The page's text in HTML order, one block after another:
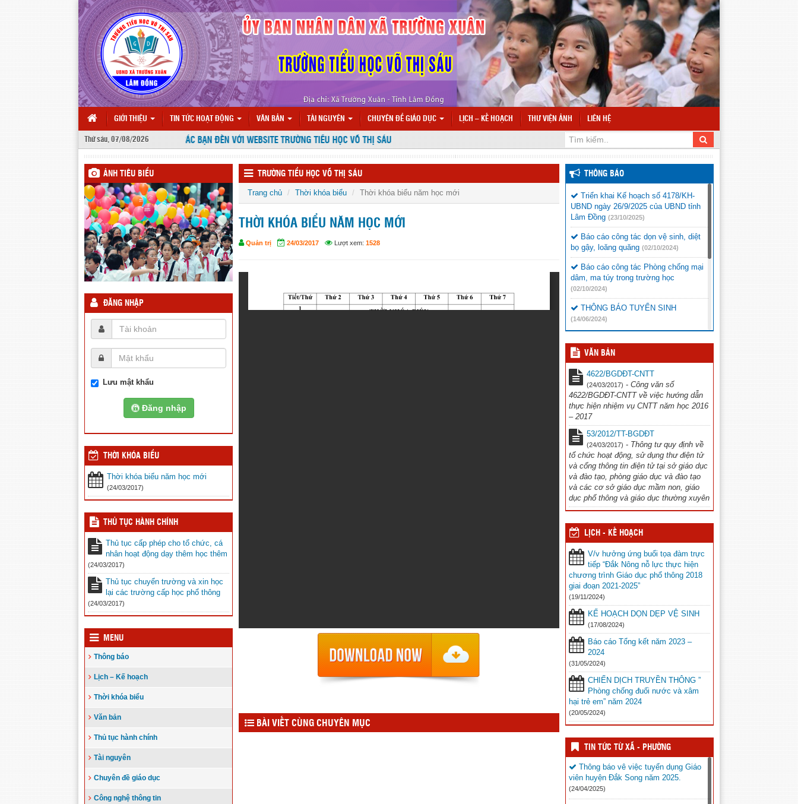
GIỚI THIỆU TIN TỨC HOẠT ĐỘNG VĂN BẢN TÀI NGUYÊN CHUYÊN ĐỀ GIÁO DỤC LỊCH – KẾ HOẠCH THƯ VIỆN ẢNH LIÊN HỆ
Thứ sáu, 07/08/2026CHÀO MỪNG CÁC BẠN ĐẾN VỚI WEBSITE TRƯỜNG TIỂU HỌC VÕ THỊ SÁU
ẢNH TIÊU BIỂU
ĐĂNG NHẬP
Lưu mật khẩu
Đăng nhập
THỜI KHÓA BIỂU
Thời khóa biểu năm học mới
(24/03/2017)
THỦ TỤC HÀNH CHÍNH
Thủ tục cấp phép cho tổ chức, cá
nhân hoạt động dạy thêm học thêm
(24/03/2017)
Thủ tục chuyển trường và xin học
lại các trường cấp học phổ thông
(24/03/2017)
MENU
Thông báo
Lịch – Kế hoạch
Thời khóa biểu
Văn bản
Thủ tục hành chính
Tài nguyên
Chuyên đề giáo dục
Công nghệ thông tin
TRƯỜNG TIỂU HỌC VÕ THỊ SÁU
Trang chủ Thời khóa biểu Thời khóa biểu năm học mới
THỜI KHÓA BIỂU NĂM HỌC MỚI
Quản trị 24/03/2017 Lượt xem: 1528
BÀI VIẾT CÙNG CHUYÊN MỤC
THÔNG BÁO
Triển khai Kế hoạch số 4178/KH-
UBND ngày 26/9/2025 của UBND tỉnh
Lâm Đồng (23/10/2025)
Báo cáo công tác dọn vệ sinh, diệt
bọ gậy, loăng quăng (02/10/2024)
Báo cáo công tác Phòng chống mại
dâm, ma túy trong trường học
(02/10/2024)
THÔNG BÁO TUYỂN SINH
(14/06/2024)
(23/05/2024)
CHIẾN DỊCH TRUYỀN THÔNG ”
Phòng chống đuối nước và xâm hại trẻ
em” năm 2024 (20/05/2024)
Thông báo chương trình văn nghệ
(16/11/2023)
Công văn đi tập huấn Thể dục
(12/10/2023)
VĂN BẢN
4622/BGDĐT-CNTT
(24/03/2017) - Công văn số
4622/BGDĐT-CNTT về việc hướng dẫn
thực hiện nhiệm vụ CNTT năm học 2016
– 2017
53/2012/TT-BGDĐT
(24/03/2017) - Thông tư quy định về
tổ chức hoạt động, sử dụng thư điện tử
và cổng thông tin điện tử tại sở giáo dục
và đào tạo, phòng giáo dục và đào tạo
và các cơ sở giáo dục mầm non, giáo
dục phổ thông và giáo dục thường xuyên
LỊCH - KẾ HOẠCH
V/v hưởng ứng buổi tọa đàm trực
tiếp “Đắk Nông nỗ lực thực hiện
chương trình Giáo dục phổ thông 2018
giai đoạn 2021-2025”
(19/11/2024)
KẾ HOẠCH DỌN DẸP VỆ SINH
(17/08/2024)
Báo cáo Tổng kết năm 2023 –
2024
(31/05/2024)
CHIẾN DỊCH TRUYỀN THÔNG ”
Phòng chống đuối nước và xâm
hại trẻ em” năm 2024
(20/05/2024)
TIN TỨC TỪ XÃ - PHƯỜNG
Thông báo vê việc tuyển dụng Giáo
viên huyện Đắk Song năm 2025.
(24/04/2025)